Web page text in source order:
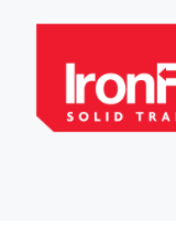
content